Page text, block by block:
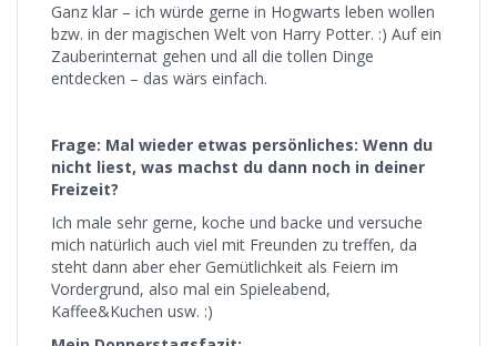
Ganz klar – ich würde gerne in Hogwarts leben wollen
bzw. in der magischen Welt von Harry Potter. :) Auf ein
Zauberinternat gehen und all die tollen Dinge
entdecken – das wärs einfach.
Frage: Mal wieder etwas persönliches: Wenn du
nicht liest, was machst du dann noch in deiner
Freizeit?
Ich male sehr gerne, koche und backe und versuche
mich natürlich auch viel mit Freunden zu treffen, da
steht dann aber eher Gemütlichkeit als Feiern im
Vordergrund, also mal ein Spieleabend,
Kaffee&Kuchen usw. :)